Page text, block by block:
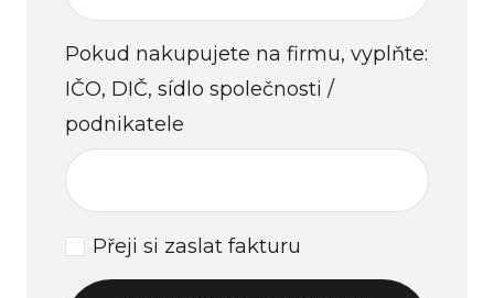
Pokud nakupujete na firmu, vyplňte:
IČO, DIČ, sídlo společnosti /
podnikatele
Přeji si zaslat fakturu